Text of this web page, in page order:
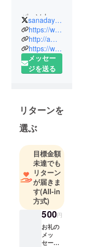
パーソナル
トレーナー
＆整体師の
真多陽輔で
す。
エットや健
康をサポー
トさせてい
た。
自分自身の
トレーニン
グを通して
経験したダ
イエットの
つらさや、
からだを動
sanadayousuke
https://www.instagram.com/sanada_yousuke/
http://ameblo.jp/lmstherapy/
https://www.pure-bibolabo.com
メッセー
ジを送る
リターンを
選ぶ
目標金額
未達でも
リターン
が届きま
す(All-in
方式)
500円
お礼の
メッ
セージ